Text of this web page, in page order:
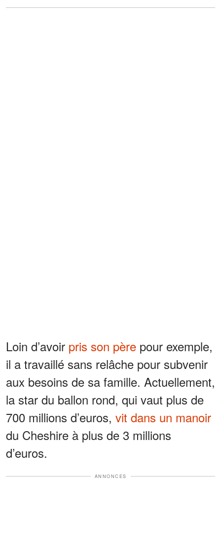
Loin d’avoir pris son père pour exemple,
il a travaillé sans relâche pour subvenir
aux besoins de sa famille. Actuellement,
la star du ballon rond, qui vaut plus de
700 millions d’euros, vit dans un manoir
du Cheshire à plus de 3 millions
d’euros.
ANNONCES